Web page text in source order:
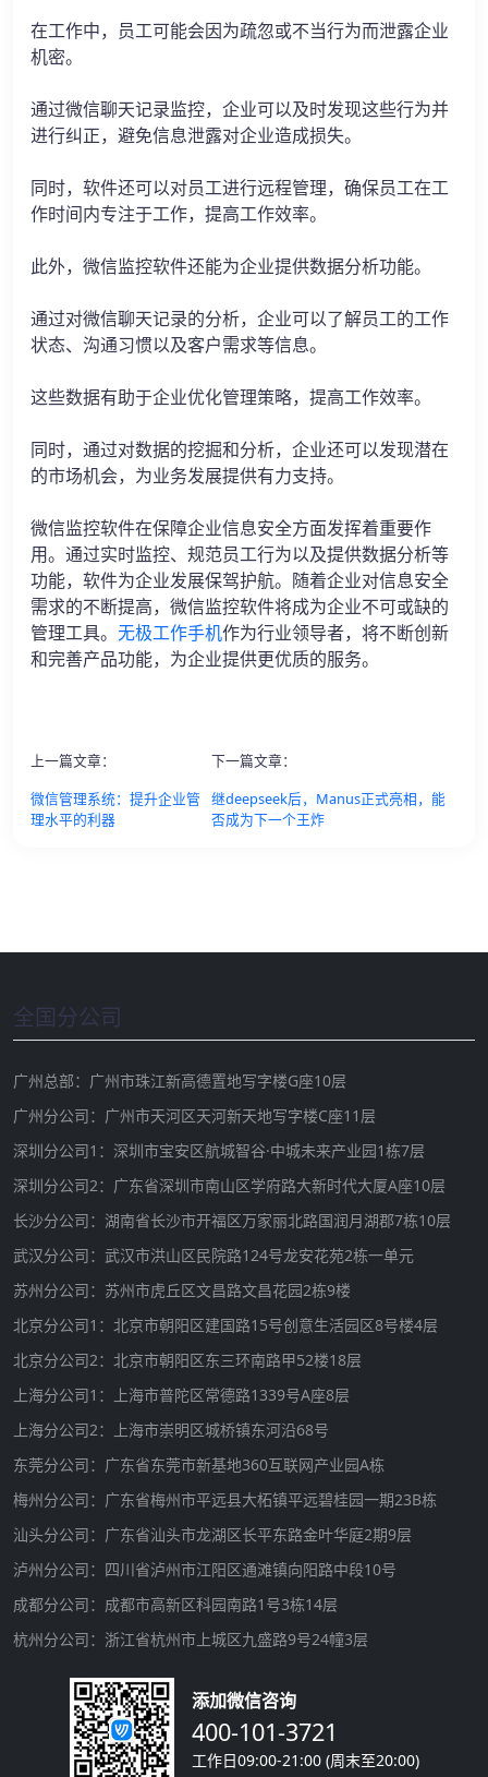
在工作中，员工可能会因为疏忽或不当行为而泄露企业
机密。
通过微信聊天记录监控，企业可以及时发现这些行为并
进行纠正，避免信息泄露对企业造成损失。
同时，软件还可以对员工进行远程管理，确保员工在工
作时间内专注于工作，提高工作效率。
此外，微信监控软件还能为企业提供数据分析功能。
通过对微信聊天记录的分析，企业可以了解员工的工作
状态、沟通习惯以及客户需求等信息。
这些数据有助于企业优化管理策略，提高工作效率。
同时，通过对数据的挖掘和分析，企业还可以发现潜在
的市场机会，为业务发展提供有力支持。
微信监控软件在保障企业信息安全方面发挥着重要作
用。通过实时监控、规范员工行为以及提供数据分析等
功能，软件为企业发展保驾护航。随着企业对信息安全
需求的不断提高，微信监控软件将成为企业不可或缺的
管理工具。 无极工作手机作为行业领导者，将不断创新
和完善产品功能，为企业提供更优质的服务。
上一篇文章：
微信管理系统：提升企业管
理水平的利器
下一篇文章：
继deepseek后，Manus正式亮相，能
否成为下一个王炸
全国分公司
广州总部：广州市珠江新高德置地写字楼G座10层
广州分公司：广州市天河区天河新天地写字楼C座11层
深圳分公司1：深圳市宝安区航城智谷·中城未来产业园1栋7层
深圳分公司2：广东省深圳市南山区学府路大新时代大厦A座10层
长沙分公司：湖南省长沙市开福区万家丽北路国润月湖郡7栋10层
武汉分公司：武汉市洪山区民院路124号龙安花苑2栋一单元
苏州分公司：苏州市虎丘区文昌路文昌花园2栋9楼
北京分公司1：北京市朝阳区建国路15号创意生活园区8号楼4层
北京分公司2：北京市朝阳区东三环南路甲52楼18层
上海分公司1：上海市普陀区常德路1339号A座8层
上海分公司2：上海市崇明区城桥镇东河沿68号
东莞分公司：广东省东莞市新基地360互联网产业园A栋
梅州分公司：广东省梅州市平远县大柘镇平远碧桂园一期23B栋
汕头分公司：广东省汕头市龙湖区长平东路金叶华庭2期9层
泸州分公司：四川省泸州市江阳区通滩镇向阳路中段10号
成都分公司：成都市高新区科园南路1号3栋14层
杭州分公司：浙江省杭州市上城区九盛路9号24幢3层
添加微信咨询
400-101-3721
工作日09:00-21:00 (周末至20:00)